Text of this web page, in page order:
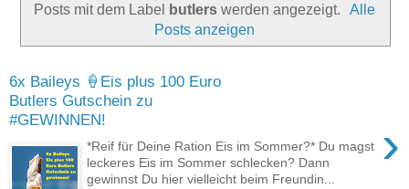
Posts mit dem Label butlerswerden angezeigt.
Alle
Posts anzeigen
6x Baileys 🍦Eis plus 100 Euro
Butlers Gutschein zu
#GEWINNEN!
›
*Reif für Deine Ration Eis im Sommer?* Du magst
leckeres Eis im Sommer schlecken? Dann
gewinnst Du hier vielleicht beim Freundin...